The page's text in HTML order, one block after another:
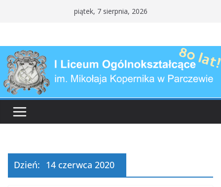
piątek, 7 sierpnia, 2026
Dzień: 14 czerwca 2020